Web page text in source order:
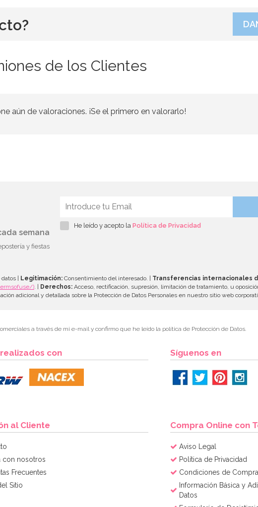
de los Clientes
aún de valoraciones. ¡Se el primero en valorarlo!
semana
y fiestas
He leído y acepto la Política de Privacidad
| Legitimación: Consentimiento del interesado. | Transferencias internacionales
) . | Derechos: Acceso, rectificación, supresión, limitación de tratamiento, u
adicional y detallada sobre la Protección de Datos Personales en nuestro sitio web
a través de mi e-mail y confirmo que he leído la política de Protección de Datos.
realizados con Síguenos en
al Cliente
con nosotros
Frecuentes
Sitio
Compra Online con
Aviso Legal
Política de Privacidad
Condiciones de Compra
Información Básica y
Datos